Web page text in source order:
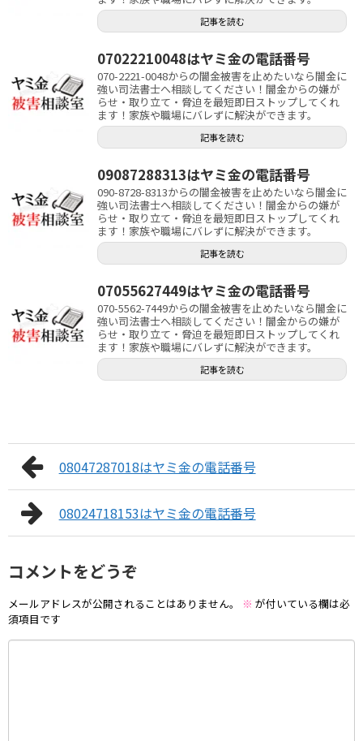
記事を読む
07022210048はヤミ金の電話番号
070-2221-0048からの闇金被害を止めたいなら闇金に
強い司法書士へ相談してください！闇金からの嫌が
らせ・取り立て・脅迫を最短即日ストップしてくれ
ます！家族や職場にバレずに解決ができます。
記事を読む
09087288313はヤミ金の電話番号
090-8728-8313からの闇金被害を止めたいなら闇金に
強い司法書士へ相談してください！闇金からの嫌が
らせ・取り立て・脅迫を最短即日ストップしてくれ
ます！家族や職場にバレずに解決ができます。
記事を読む
07055627449はヤミ金の電話番号
070-5562-7449からの闇金被害を止めたいなら闇金に
強い司法書士へ相談してください！闇金からの嫌が
らせ・取り立て・脅迫を最短即日ストップしてくれ
ます！家族や職場にバレずに解決ができます。
記事を読む
08047287018はヤミ金の電話番号
08024718153はヤミ金の電話番号
コメントをどうぞ
メールアドレスが公開されることはありません。 ※ が付いている欄は必
須項目です